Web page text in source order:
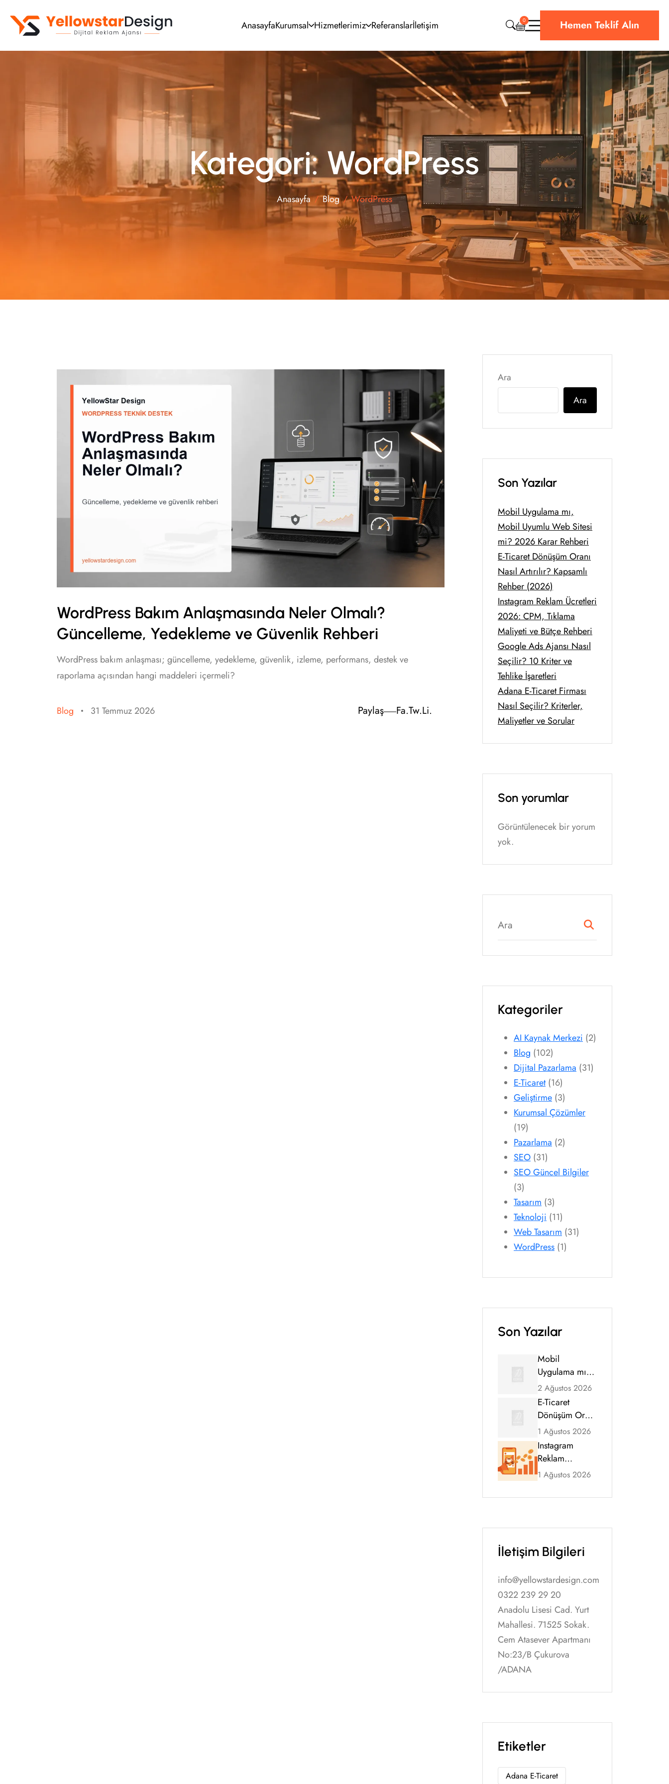
AnasayfaKurumsal Hizmetlerimiz
E-Ticaret Sitesi
Mobil Uygulama
Kurumsal Kimlik
Grafik Tasarım
Video Prodüksiyon
SEO Optimizasyonu
Google & Meta Ads
Sosyal Medya
E-posta Pazarlama
CRM & ERP Yazılım
Web Sitesi Teknik Destek
Bulut & Hosting
Siber Güvenlik
Referanslarİletişim 0 Hemen Teklif Alın
Kategori: WordPress
Anasayfa Blog WordPress
WordPress Bakım Anlaşmasında Neler Olmalı?
Güncelleme, Yedekleme ve Güvenlik Rehberi
WordPress bakım anlaşması; güncelleme, yedekleme, güvenlik, izleme, performans, destek ve
raporlama açısından hangi maddeleri içermeli?
Blog 31 Temmuz 2026 Paylaş Fa.Tw.Li.
Ara
Ara
Son Yazılar
Mobil Uygulama mı,
Mobil Uyumlu Web Sitesi
mi? 2026 Karar Rehberi
E-Ticaret Dönüşüm Oranı
Nasıl Artırılır? Kapsamlı
Rehber (2026)
Instagram Reklam Ücretleri
2026: CPM, Tıklama
Maliyeti ve Bütçe Rehberi
Google Ads Ajansı Nasıl
Seçilir? 10 Kriter ve
Tehlike İşaretleri
Adana E-Ticaret Firması
Nasıl Seçilir? Kriterler,
Maliyetler ve Sorular
Son yorumlar
Görüntülenecek bir yorum
yok.
Kategoriler
AI Kaynak Merkezi (2)
Blog (102)
Dijital Pazarlama (31)
E-Ticaret(16)
Geliştirme (3)
Kurumsal Çözümler
(19)
Pazarlama (2)
SEO (31)
SEO Güncel Bilgiler
(3)
Tasarım (3)
Teknoloji (11)
Web Tasarım (31)
WordPress (1)
Son Yazılar
Mobil
Uygulama mı,
Mobil Uyumlu
Web Sitesi mi?
2026 Karar
Rehberi
2 Ağustos 2026
E-Ticaret
Dönüşüm Oranı
Nasıl Artırılır?
Kapsamlı
Rehber (2026)
1 Ağustos 2026
Instagram
Reklam
Ücretleri 2026:
Maliyeti ve
1 Ağustos 2026
İletişim Bilgileri
info@yellowstardesign.com
0322 239 29 20
Anadolu Lisesi Cad. Yurt
Mahallesi. 71525 Sokak.
Cem Atasever Apartmanı
No:23/B Çukurova
/ADANA
Etiketler
Adana E-Ticaret